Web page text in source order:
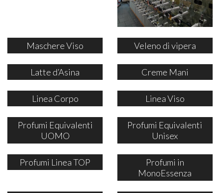
Maschere Viso Veleno di vipera
Latte d’Asina Creme Mani
Linea Corpo Linea Viso
Profumi Equivalenti
UOMO
Profumi Equivalenti
Unisex
Profumi Linea TOP
Profumi in
MonoEssenza